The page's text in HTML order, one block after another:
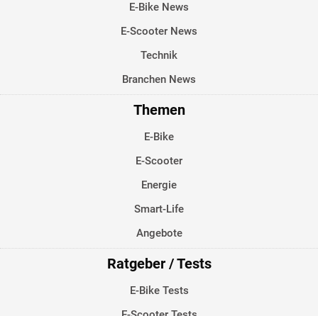
E-Bike News
E-Scooter News
Technik
Branchen News
Themen
E-Bike
E-Scooter
Energie
Smart-Life
Angebote
Ratgeber / Tests
E-Bike Tests